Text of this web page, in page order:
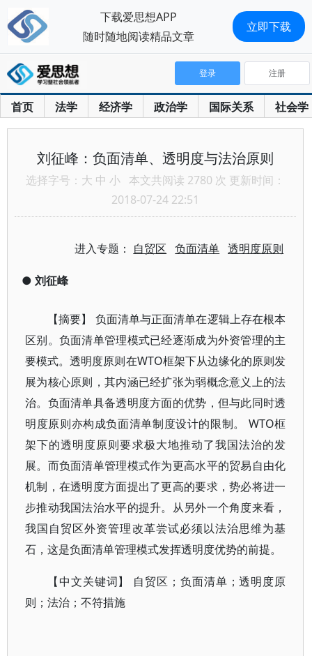
首页 法学 经济学 政治学 国际关系 社会学
登录 注册
刘征峰：负面清单、透明度与法治原则
选择字号： 大 中 小 本文共阅读 2780 次 更新时间：
2018-07-24 22:51
进入专题： 自贸区 负面清单 透明度原则
● 刘征峰
【摘要】 负面清单与正面清单在逻辑上存在根本
区别。负面清单管理模式已经逐渐成为外资管理的主
要模式。透明度原则在WTO框架下从边缘化的原则发
展为核心原则，其内涵已经扩张为弱概念意义上的法
治。负面清单具备透明度方面的优势，但与此同时透
明度原则亦构成负面清单制度设计的限制。 WTO框
架下的透明度原则要求极大地推动了我国法治的发
展。而负面清单管理模式作为更高水平的贸易自由化
机制，在透明度方面提出了更高的要求，势必将进一
步推动我国法治水平的提升。从另外一个角度来看，
我国自贸区外资管理改革尝试必须以法治思维为基
石，这是负面清单管理模式发挥透明度优势的前提。
【中文关键词】 自贸区；负面清单；透明度原
则；法治；不符措施
下载爱思想APP
随时随地阅读精品文章
立即下载